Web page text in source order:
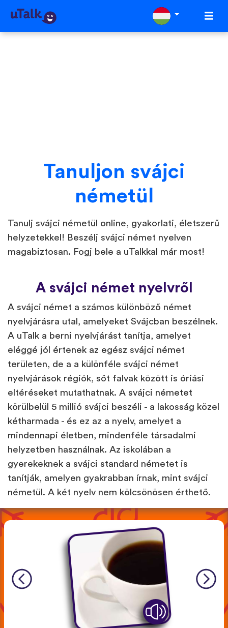
Tanuljon svájci
németül
Tanulj svájci németül online, gyakorlati, életszerű
helyzetekkel! Beszélj svájci német nyelven
magabiztosan. Fogj bele a uTalkkal már most!
A svájci német nyelvről
A svájci német a számos különböző német
nyelvjárásra utal, amelyeket Svájcban beszélnek.
A uTalk a berni nyelvjárást tanítja, amelyet
eléggé jól értenek az egész svájci német
területen, de a a különféle svájci német
nyelvjárások régiók, sőt falvak között is óriási
eltéréseket mutathatnak. A svájci németet
körülbelül 5 millió svájci beszéli - a lakosság közel
kétharmada - és ez az a nyelv, amelyet a
mindennapi életben, mindenféle társadalmi
helyzetben használnak. Az iskolában a
gyerekeknek a svájci standard németet is
tanítják, amelyen gyakrabban írnak, mint svájci
németül. A két nyelv nem kölcsönösen érthető.